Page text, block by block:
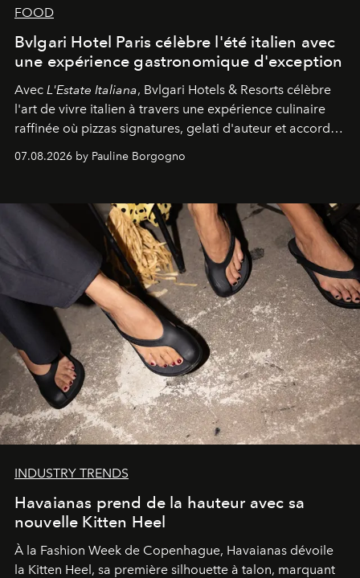
FOOD
Bvlgari Hotel Paris célèbre l'été italien avec
une expérience gastronomique d'exception
Avec L'Estate Italiana, Bvlgari Hotels & Resorts célèbre
l'art de vivre italien à travers une expérience culinaire
raffinée où pizzas signatures, gelati d'auteur et accords
d'exception composent un véritable voyage sensoriel.
07.08.2026 by Pauline Borgogno
INDUSTRY TRENDS
Havaianas prend de la hauteur avec sa
nouvelle Kitten Heel
À la Fashion Week de Copenhague, Havaianas dévoile
la Kitten Heel, sa première silhouette à talon, marquant